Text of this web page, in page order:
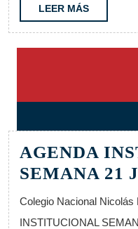
LEER MÁSLEER
MÁS
AGENDA
SEMANA 21
Colegio Nacional Nicolás
INSTITUCIONAL